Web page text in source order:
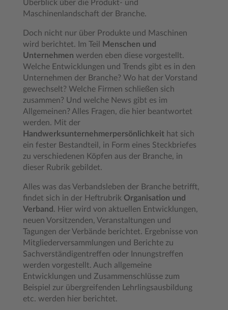
Überblick über die Produkt- und
Maschinenlandschaft der Branche.
Doch nicht nur über Produkte und Maschinen
wird berichtet. Im Teil
Menschen und
Unternehmen werden eben diese vorgestellt.
Welche Entwicklungen und Trends gibt es in den
Unternehmen der Branche? Wo hat der Vorstand
gewechselt? Welche Firmen schließen sich
zusammen? Und welche News gibt es im
Allgemeinen? Alles Fragen, die hier beantwortet
werden. Mit der
Handwerksunternehmerpersönlichkeit hat sich
ein fester Bestandteil, in Form eines Steckbriefes
zu verschiedenen Köpfen aus der Branche, in
dieser Rubrik gebildet.
Alles was das Verbandsleben der Branche betrifft,
findet sich in der Heftrubrik Organisation und
Verband . Hier wird von aktuellen Entwicklungen,
neuen Vorsitzenden, Veranstaltungen und
Tagungen der Verbände berichtet. Ergebnisse von
Mitgliederversammlungen und Berichte zu
Sachverständigentreffen oder Innungstreffen
werden vorgestellt. Auch allgemeine
Entwicklungen und Zusammenschlüsse zum
Beispiel zur übergreifenden Lehrlingsausbildung
etc. werden hier berichtet.